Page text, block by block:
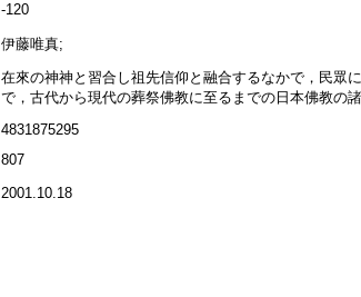
-120
伊藤唯真;
在來の神神と習合し祖先信仰と融合するなかで，民眾
で，古代から現代の葬祭佛教に至るまでの日本佛教の
4831875295
807
2001.10.18